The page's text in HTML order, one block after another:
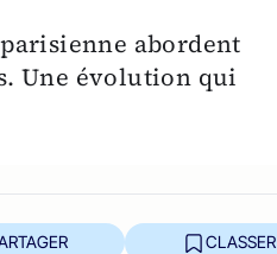
abordent
Une évolution qui
CLASSER